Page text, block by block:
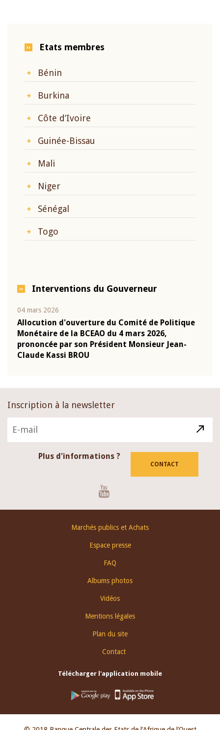
Etats membres
Bénin
Burkina
Côte d’Ivoire
Guinée-Bissau
Mali
Niger
Sénégal
Togo
Interventions du Gouverneur
04 mars 2026
Allocution d'ouverture du Comité de Politique
Monétaire de la BCEAO du 4 mars 2026,
prononcée par son Président Monsieur Jean-
Claude Kassi BROU
Inscription à la newsletter
Plus d'informations ?
CONTACT
Marchés publics et Achats
Espace presse
FAQ
Albums photos
Vidéos
Mentions légales
Plan du site
Contact
Télécharger l'application mobile